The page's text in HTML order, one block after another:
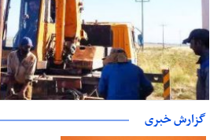
بازگشت به مدار دو حلقه چاه آب شرب نیشابور
گزارش خبری